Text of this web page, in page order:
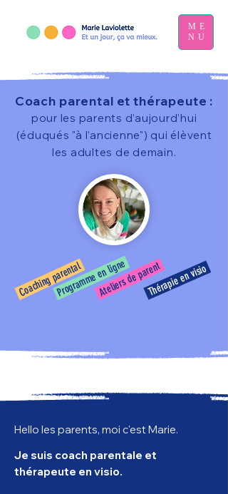
ME
NU
Coach parental et thérapeute :
pour les parents d’aujourd’hui
(éduqués "à l’ancienne") qui élèvent
les adultes de demain.
Coaching parental Ateliers de parentThérapie en visio
Programme en ligne
Hello les parents, moi c'est Marie.
Je suis coach parentale et
thérapeute en visio.